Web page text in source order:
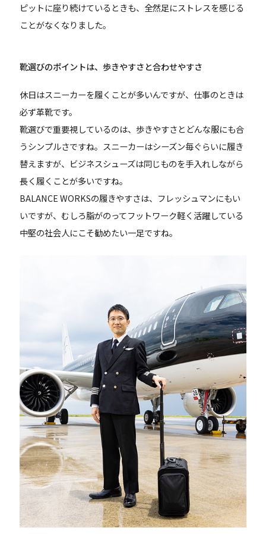
ピットに座り続けているときも、全然足にストレスを感じる
ことがなくなりました。
靴選びのポイントは、歩きやすさと合わせやすさ
休日はスニーカーを履くことが多いんですが、仕事のときは
必ず革靴です。
靴選びで重要視しているのは、歩きやすさとどんな服にも合
うシンプルさですね。スニーカーはシーズン毎ぐらいに履き
替えますが、ビジネスシューズは同じものを手入れしながら
長く履くことが多いですね。
BALANCE WORKSの履きやすさは、フレッシュマンにもい
いですが、むしろ脂がのってフットワーク軽く活躍している
中堅の社会人にこそ勧めたい一足ですね。